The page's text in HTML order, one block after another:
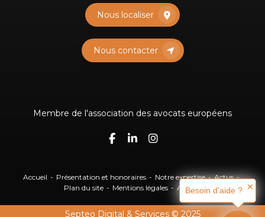
Nous localiser
Nous contacter
Membre de l'association des avocats européens
Accueil Présentation et honoraires Notre expertise
Actus
Plan du site
Mentions légales Articles
Septeo Digital & Services © 2025
Besoin d'aide ? ✕